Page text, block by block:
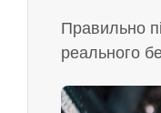
Правильно
реального